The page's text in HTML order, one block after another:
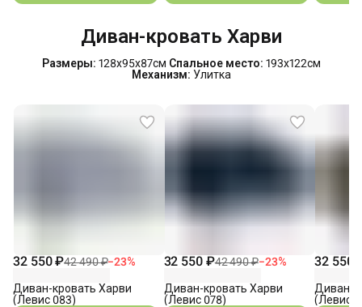
Диван-кровать Харви
Размеры: 128х95х87см Спальное место: 193х122см
Механизм: Улитка
32 550 ₽42 490 ₽−23%
Диван-кровать Харви
(Левис 083)
32 550 ₽42 490 ₽−23%
Диван-кровать Харви
(Левис 078)
32 550
Диван-
(Левис